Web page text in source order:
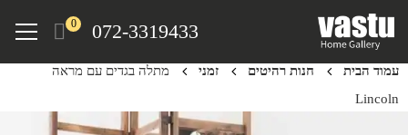
072-3319433
0
Menu
עמוד הבית חנות רהיטים זמני
מתלה בגדים עם מראה
Lincoln